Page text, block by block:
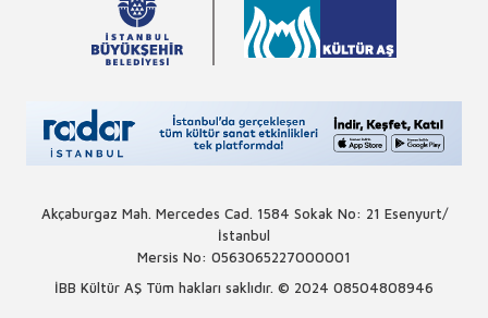
Akçaburgaz Mah. Mercedes Cad. 1584 Sokak No: 21 Esenyurt/
İstanbul
Mersis No: 0563065227000001
İBB Kültür AŞ Tüm hakları saklıdır. © 2024 08504808946